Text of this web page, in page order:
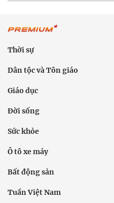
Thời sự
Dân tộc và Tôn giáo
Giáo dục
Đời sống
Sức khỏe
Ô tô xe máy
Bất động sản
Tuần Việt Nam